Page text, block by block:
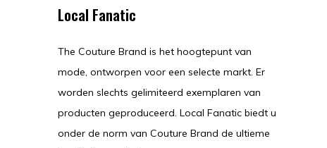
Local Fanatic
The Couture Brand is het hoogtepunt van
mode, ontworpen voor een selecte markt. Er
worden slechts gelimiteerd exemplaren van
producten geproduceerd. Local Fanatic biedt u
onder de norm van Couture Brand de ultieme